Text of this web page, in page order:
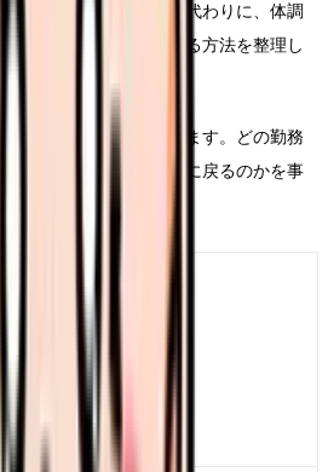
名を決めつけません。代わりに、体調
性、仕事から距離を取る方法を整理し
換すると、相談が遅れます。どの勤務
で緊張するのか、休日に戻るのかを事